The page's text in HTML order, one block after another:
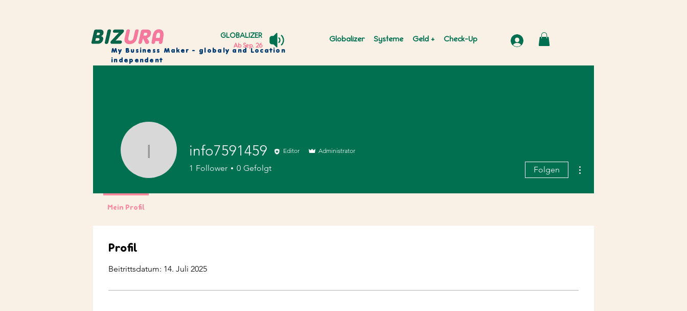
My Business Maker - globaly and Location
independent
GLOBALIZER
Ab Sep. 26
Globalizer Systeme Geld + Check-Up
Profil
Beitrittsdatum: 14. Juli 2025
info7591459
info7591459 Editor Administrator
1 Follower 0 Gefolgt Folgen
Mein Profil